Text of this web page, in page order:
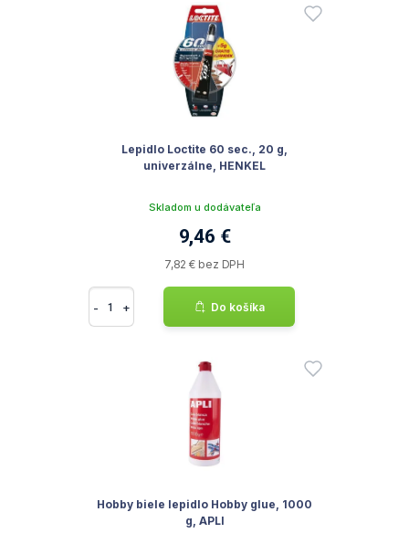
Lepidlo Loctite 60 sec., 20 g,
univerzálne, HENKEL
Skladom u dodávateľa
9,46 €
7,82 € bez DPH
- + Do košíka
Hobby biele lepidlo Hobby glue, 1000
g, APLI